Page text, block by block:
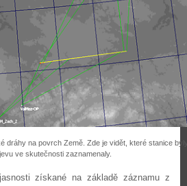
dráhy na povrch Země. Zde je vidět, které stanice
ve skutečnosti zaznamenaly.
získané na základě záznamu z